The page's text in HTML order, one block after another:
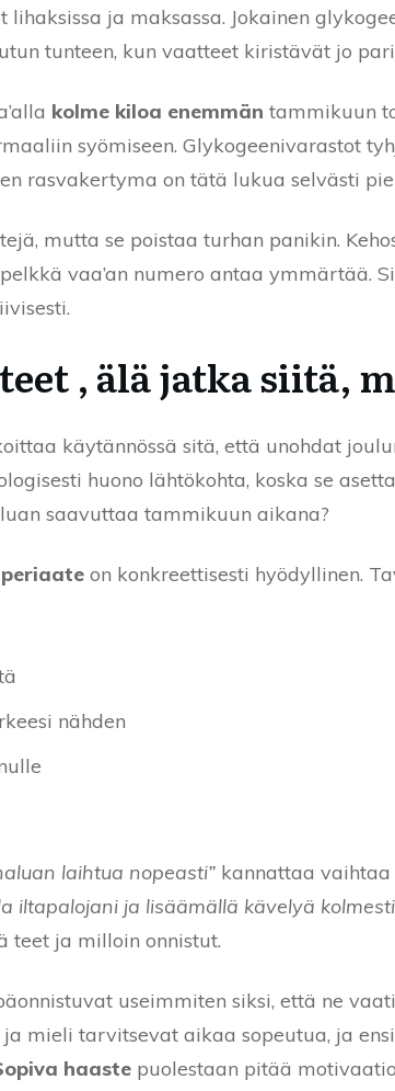
ja maksassa. Jokainen
tunteen, kun vaatteet kiristävät jo
kolme kiloa enemmän tammikuun
syömiseen. Glykogeenivarastot
rasvakertyma on tätä lukua selvästi
mutta se poistaa turhan panikin.
vaa’an numero antaa ymmärtää.
, älä jatka siitä,
käytännössä sitä, että unohdat
huono lähtökohta, koska se
saavuttaa tammikuun aikana?
on konkreettisesti hyödyllinen.
nähden
laihtua nopeasti” kannattaa vaihtaa
iltapalojani ja lisäämällä kävelyä
teet ja milloin onnistut.
useimmiten siksi, että ne
mieli tarvitsevat aikaa sopeutua, ja
haaste puolestaan pitää